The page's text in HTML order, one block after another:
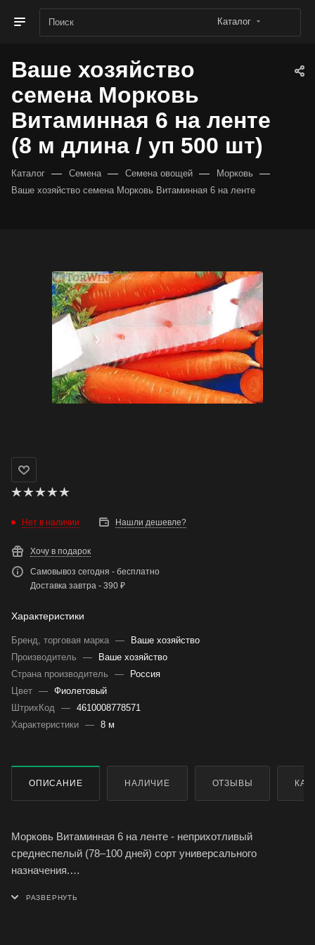
Каталог
Ваше хозяйство
семена Морковь
Витаминная 6 на ленте
(8 м длина / уп 500 шт)
Каталог — Семена — Семена овощей — Морковь —
Ваше хозяйство семена Морковь Витаминная 6 на ленте
Нет в наличии Нашли дешевле?
Хочу в подарок
Самовывоз сегодня - бесплатно
Доставка завтра - 390 ₽
Характеристики
Бренд, торговая марка —
Ваше хозяйство
Производитель
—
Ваше хозяйство
Страна производитель
—
Россия
Цвет — Фиолетовый
ШтрихКод — 4610008778571
Характеристики — 8 м
ОПИСАНИЕ НАЛИЧИЕ ОТЗЫВЫ
Морковь Витаминная 6 на ленте - неприхотливый
среднеспелый (78–100 дней) сорт универсального
назначения.
160 г, мякоть оранжевая, сладкая, сочная, сердцевина